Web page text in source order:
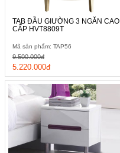
TAB ĐẦU GIƯỜNG 3 NGĂN CAO
CẤP HVT8809T
Mã sản phẩm: TAP56
5.220.000đ
9.500.000đ